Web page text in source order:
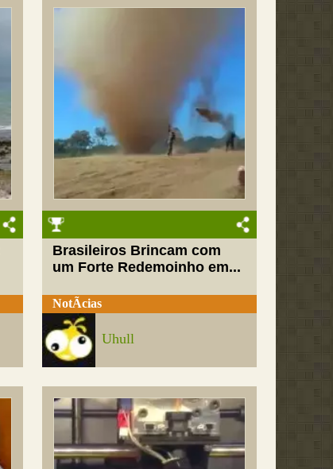
Brasileiros Brincam com
um Forte Redemoinho em...
NotÃ­cias
Uhull